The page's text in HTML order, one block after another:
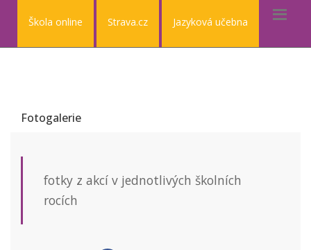
Škola online Strava.cz Jazyková učebna
Fotogalerie
fotky z akcí v jednotlivých školních
rocích